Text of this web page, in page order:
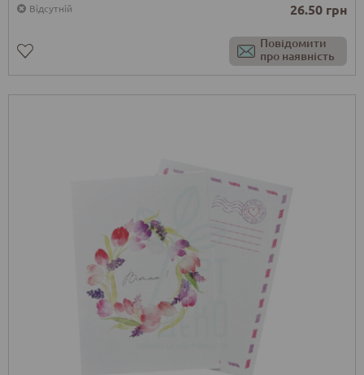
Відсутній 26.50 грн
Повідомити
про наявність